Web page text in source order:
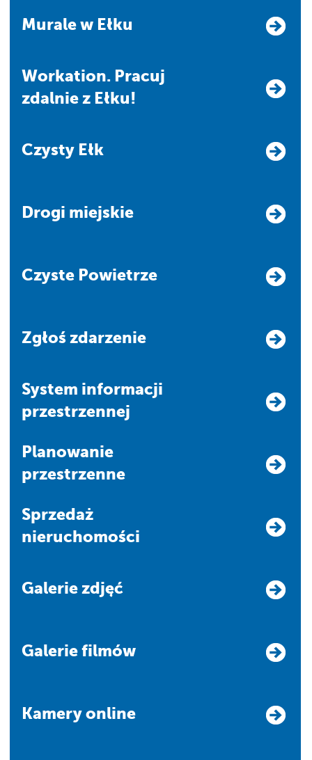
Murale w Ełku
Workation. Pracuj
zdalnie z Ełku!
Czysty Ełk
Drogi miejskie
Czyste Powietrze
Zgłoś zdarzenie
system informacji
przestrzennej
Planowanie
przestrzenne
Sprzedaż
nieruchomości
Galerie zdjęć
Galerie filmów
Kamery online